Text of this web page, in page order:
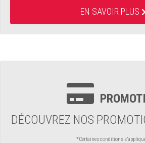
EN SAVOIR PLUS
DÉCOUVREZ NOS
*Certaines conditions